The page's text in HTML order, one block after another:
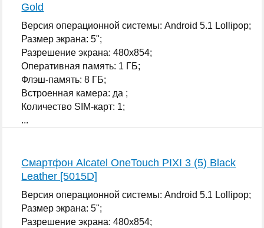
Gold
Версия операционной системы: Android 5.1 Lollipop;
Размер экрана: 5";
Разрешение экрана: 480x854;
Оперативная память: 1 ГБ;
Флэш-память: 8 ГБ;
Встроенная камера: да ;
Количество SIM-карт: 1;
...
Смартфон Alcatel OneTouch PIXI 3 (5) Black
Leather [5015D]
Версия операционной системы: Android 5.1 Lollipop;
Размер экрана: 5";
Разрешение экрана: 480x854;